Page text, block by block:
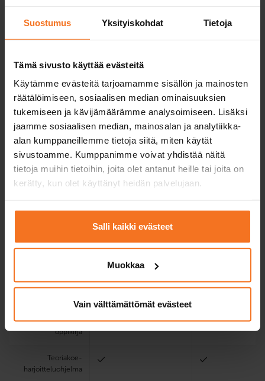
Suostumus Yksityiskohdat Tietoja
Tämä sivusto käyttää evästeitä
Käytämme evästeitä tarjoamamme sisällön ja mainosten
räätälöimiseen, sosiaalisen median ominaisuuksien
tukemiseen ja kävijämäärämme analysoimiseen. Lisäksi
jaamme sosiaalisen median, mainosalan ja analytiikka-
alan kumppaneillemme tietoja siitä, miten käytät
sivustoamme. Kumppanimme voivat yhdistää näitä
tietoja muihin tietoihin, joita olet antanut heille tai joita on
kerätty, kun olet käyttänyt heidän palvelujaan.
Salli kaikki evästeet
Muokkaa
Vain välttämättömät evästeet
EAS-koulutus
teoriatunnit verkossa ja
Mini
sinulle, jolla on
autokoulun
mopolla
Yksi ajotunti = 50
min.
1
4 verkkoteoriatuntia
teoriakoetta varten
ja ajovarusteiden
käsittelykokeessa
Sähköinen
oppimisympäristö ja
oppikirja
Teoria­koe­
harjoittelu­ohjelma